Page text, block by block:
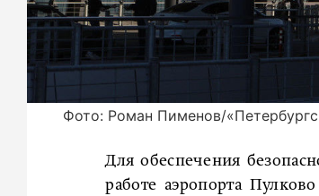
Фото: Роман Пименов/
Для обеспечения
работе аэропорта